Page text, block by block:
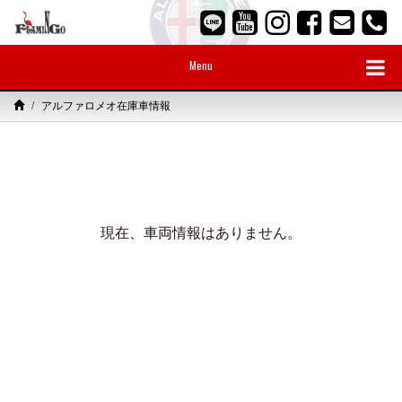
Menu
アルファロメオ在庫車情報
現在、車両情報はありません。